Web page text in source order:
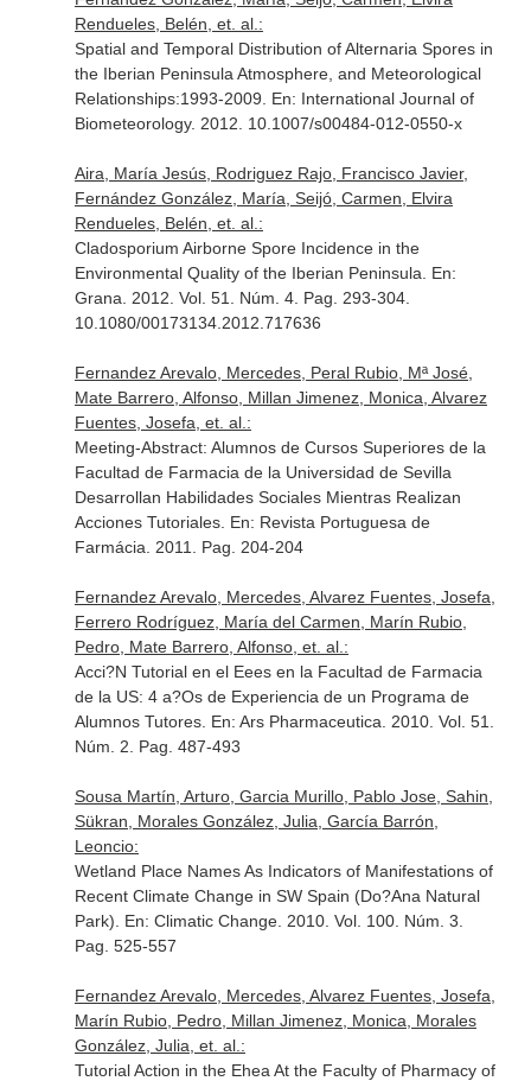
Rendueles, Belén, et. al.:
Spatial and Temporal Distribution of Alternaria Spores in
the Iberian Peninsula Atmosphere, and Meteorological
Relationships:1993-2009. En: International Journal of
Biometeorology. 2012. 10.1007/s00484-012-0550-x
Aira, María Jesús, Rodriguez Rajo, Francisco Javier,
Fernández González, María, Seijó, Carmen, Elvira
Rendueles, Belén, et. al.:
Cladosporium Airborne Spore Incidence in the
Environmental Quality of the Iberian Peninsula. En:
Grana . 2012. Vol. 51. Núm. 4. Pag. 293-304.
10.1080/00173134.2012.717636
Fernandez Arevalo, Mercedes, Peral Rubio, Mª José,
Mate Barrero, Alfonso, Millan Jimenez, Monica, Alvarez
Fuentes, Josefa, et. al.:
Meeting-Abstract: Alumnos de Cursos Superiores de la
Facultad de Farmacia de la Universidad de Sevilla
Desarrollan Habilidades Sociales Mientras Realizan
Acciones Tutoriales. En: Revista Portuguesa de
Farmácia . 2011. Pag. 204-204
Fernandez Arevalo, Mercedes, Alvarez Fuentes, Josefa,
Ferrero Rodríguez, María del Carmen, Marín Rubio,
Pedro, Mate Barrero, Alfonso, et. al.:
Acci?N Tutorial en el Eees en la Facultad de Farmacia
de la US: 4 a?Os de Experiencia de un Programa de
Alumnos Tutores. En: Ars Pharmaceutica . 2010. Vol. 51.
Núm. 2. Pag. 487-493
Sousa Martín, Arturo, Garcia Murillo, Pablo Jose, Sahin,
Sükran, Morales González, Julia, García Barrón,
Leoncio:
Wetland Place Names As Indicators of Manifestations of
Recent Climate Change in SW Spain (Do?Ana Natural
Park). En: Climatic Change. 2010. Vol. 100. Núm. 3.
Pag. 525-557
Fernandez Arevalo, Mercedes, Alvarez Fuentes, Josefa,
Marín Rubio, Pedro, Millan Jimenez, Monica, Morales
González, Julia, et. al.:
Tutorial Action in the Ehea At the Faculty of Pharmacy of